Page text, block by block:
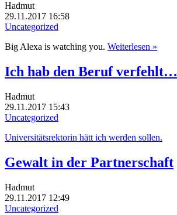
Hadmut
29.11.2017 16:58
Uncategorized
Big Alexa is watching you. Weiterlesen »
Ich hab den Beruf verfehlt…
Hadmut
29.11.2017 15:43
Uncategorized
Universitätsrektorin hätt ich werden sollen.
Gewalt in der Partnerschaft
Hadmut
29.11.2017 12:49
Uncategorized